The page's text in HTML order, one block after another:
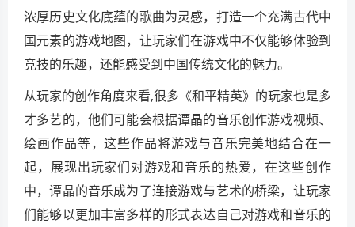
浓厚历史文化底蕴的歌曲为灵感，打造一个充满古代中
国元素的游戏地图，让玩家们在游戏中不仅能够体验到
竞技的乐趣，还能感受到中国传统文化的魅力。
从玩家的创作角度来看,很多《和平精英》的玩家也是多
才多艺的，他们可能会根据谭晶的音乐创作游戏视频、
绘画作品等，这些作品将游戏与音乐完美地结合在一
起，展现出玩家们对游戏和音乐的热爱，在这些创作
中，谭晶的音乐成为了连接游戏与艺术的桥梁，让玩家
们能够以更加丰富多样的形式表达自己对游戏和音乐的